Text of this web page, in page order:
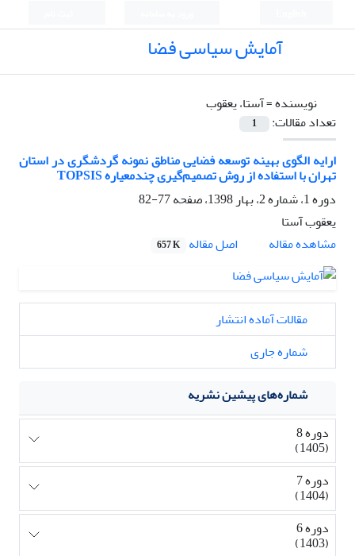
آمایش سیاسی فضا
نویسنده =آستا، یعقوب
تعداد مقالات:
1
ارایه الگوی بهینه توسعه فضایی مناطق نمونه گردشگری در استان
تهران با استفاده از روش تصمیم‌گیری چندمعیاره TOPSIS
دوره 1، شماره 2، بهار 1398، صفحه
77-82
یعقوب آستا
مشاهده مقاله
اصل مقاله 657 K
مقالات آماده انتشار
شماره جاری
شماره‌های پیشین نشریه
دوره 8
(1405)
دوره 7
(1404)
دوره 6
(1403)